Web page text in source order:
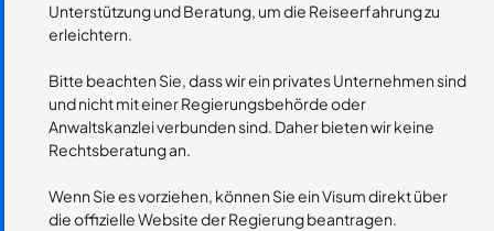
Unterstützung und Beratung, um die Reiseerfahrung zu
erleichtern.
Bitte beachten Sie, dass wir ein privates Unternehmen sind
und nicht mit einer Regierungsbehörde oder
Anwaltskanzlei verbunden sind. Daher bieten wir keine
Rechtsberatung an.
Wenn Sie es vorziehen, können Sie ein Visum direkt über
die offizielle Website der Regierung beantragen.